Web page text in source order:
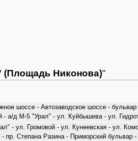
(Площадь Никонова)"
шоссе - Автозаводское шоссе -
а/д М-5 "Урал" - ул. Куйбышева - ул.
- ул. Громовой - ул. Кунеевская - ул.
пр. Степана Разина - Приморский бульвар